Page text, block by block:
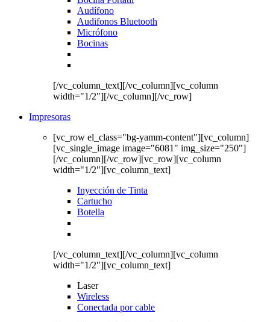
Audífono
Audifonos Bluetooth
Micrófono
Bocinas
[/vc_column_text][/vc_column][vc_column
width="1/2"][/vc_column][/vc_row]
Impresoras
[vc_row el_class="bg-yamm-content"][vc_column]
[vc_single_image image="6081" img_size="250"]
[/vc_column][/vc_row][vc_row][vc_column
width="1/2"][vc_column_text]
Inyección de Tinta
Cartucho
Botella
[/vc_column_text][/vc_column][vc_column
width="1/2"][vc_column_text]
Laser
Wireless
Conectada por cable